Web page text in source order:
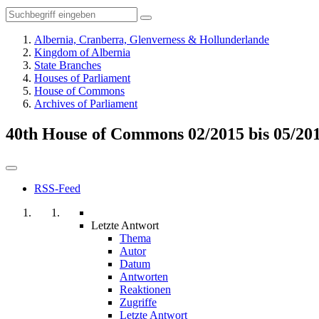
Albernia, Cranberra, Glenverness & Hollunderlande
Kingdom of Albernia
State Branches
Houses of Parliament
House of Commons
Archives of Parliament
40th House of Commons 02/2015 bis 05/
RSS-Feed
Letzte Antwort
Thema
Autor
Datum
Antworten
Reaktionen
Zugriffe
Letzte Antwort